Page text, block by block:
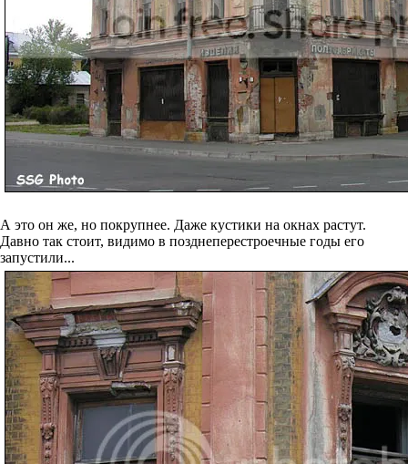
А это он же, но покрупнее. Даже кустики на окнах растут.
Давно так стоит, видимо в позднеперестроечные годы его
запустили...